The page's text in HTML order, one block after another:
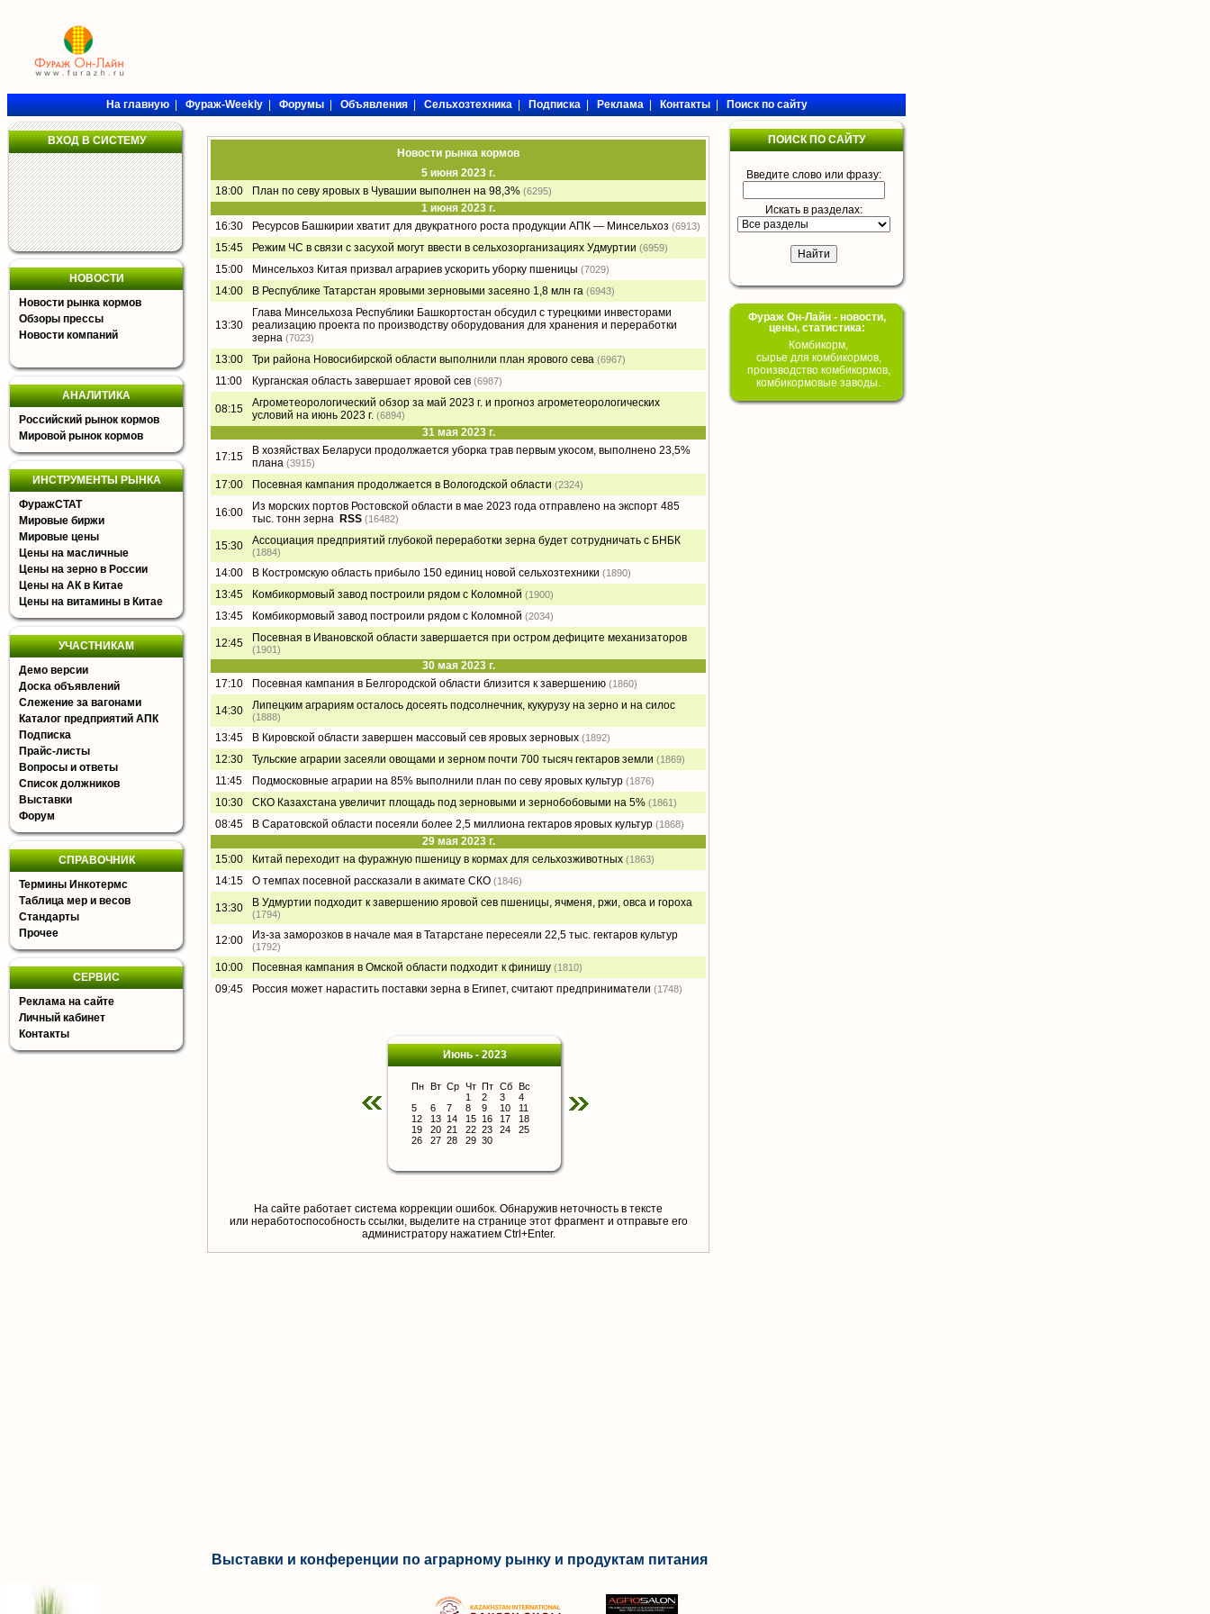
На главную|Фураж-Weekly|Форумы|Объявления|Сельхозтехника|Подписка|Реклама|Контакты|Поиск по сайту
ВХОД В СИСТЕМУ
НОВОСТИ
Новости рынка кормов
Обзоры прессы
Новости компаний
АНАЛИТИКА
Российский рынок кормов
Мировой рынок кормов
ИНСТРУМЕНТЫ РЫНКА
ФуражСТАТ
Мировые биржи
Мировые цены
Цены на масличные
Цены на зерно в России
Цены на АК в Китае
Цены на витамины в Китае
УЧАСТНИКАМ
Демо версии
Доска объявлений
Слежение за вагонами
Каталог предприятий АПК
Подписка
Прайс-листы
Вопросы и ответы
Список должников
Выставки
Форум
СПРАВОЧНИК
Термины Инкотермс
Таблица мер и весов
Стандарты
Прочее
СЕРВИС
Реклама на сайте
Личный кабинет
Контакты
Новости рынка кормов
5 июня 2023 г.
18:00
План по севу яровых в Чувашии выполнен на 98,3% (6295)
1 июня 2023 г.
16:30
Ресурсов Башкирии хватит для двукратного роста продукции АПК — Минсельхоз (6913)
15:45 Режим ЧС в связи с засухой могут ввести в сельхозорганизациях Удмуртии (6959)
15:00 Минсельхоз Китая призвал аграриев ускорить уборку пшеницы (7029)
14:00 В Республике Татарстан яровыми зерновыми засеяно 1,8 млн га (6943)
13:30
Глава Минсельхоза Республики Башкортостан обсудил с турецкими инвесторами
реализацию проекта по производству оборудования для хранения и переработки
зерна (7023)
13:00 Три района Новосибирской области выполнили план ярового сева (6967)
11:00 Курганская область завершает яровой сев (6987)
08:15
Агрометеорологический обзор за май 2023 г. и прогноз агрометеорологических
условий на июнь 2023 г. (6894)
31 мая 2023 г.
17:15
В хозяйствах Беларуси продолжается уборка трав первым укосом, выполнено 23,5%
плана (3915)
17:00 Посевная кампания продолжается в Вологодской области (2324)
16:00
Из морских портов Ростовской области в мае 2023 года отправлено на экспорт 485
тыс. тонн зерна RSS (16482)
15:30 Ассоциация предприятий глубокой переработки зерна будет сотрудничать с БНБК
(1884)
14:00 В Костромскую область прибыло 150 единиц новой сельхозтехники (1890)
13:45 Комбикормовый завод построили рядом с Коломной (1900)
13:45 Комбикормовый завод построили рядом с Коломной (2034)
12:45 Посевная в Ивановской области завершается при остром дефиците механизаторов
(1901)
30 мая 2023 г.
17:10
Посевная кампания в Белгородской области близится к завершению (1860)
14:30 Липецким аграриям осталось досеять подсолнечник, кукурузу на зерно и на силос
(1888)
13:45 В Кировской области завершен массовый сев яровых зерновых (1892)
12:30 Тульские аграрии засеяли овощами и зерном почти 700 тысяч гектаров земли (1869)
11:45 Подмосковные аграрии на 85% выполнили план по севу яровых культур (1876)
10:30 СКО Казахстана увеличит площадь под зерновыми и зернобобовыми на 5% (1861)
08:45 В Саратовской области посеяли более 2,5 миллиона гектаров яровых культур (1868)
29 мая 2023 г.
15:00
Китай переходит на фуражную пшеницу в кормах для сельхозживотных (1863)
14:15 О темпах посевной рассказали в акимате СКО (1846)
13:30 В Удмуртии подходит к завершению яровой сев пшеницы, ячменя, ржи, овса и гороха
(1794)
12:00 Из-за заморозков в начале мая в Татарстане пересеяли 22,5 тыс. гектаров культур
(1792)
10:00 Посевная кампания в Омской области подходит к финишу (1810)
09:45 Россия может нарастить поставки зерна в Египет, считают предприниматели (1748)
Июнь - 2023
Пн Вт Ср Чт Пт Сб Вс
1
2 3
4
5
6 7 8 9 10
11
12
13 14 15 16 17
18
19
20 21 22 23 24
25
26
27 28 29 30
На сайте работает система коррекции ошибок. Обнаружив неточность в тексте
или неработоспособность ссылки, выделите на странице этот фрагмент и отправьте его
aдминистратору нажатием Ctrl+Enter.
ПОИСК ПО САЙТУ
Введите слово или фразу:
Искать в разделах:
Фураж Он-Лайн - новости,
цены, статистика:
Комбикорм,
сырье для комбикормов,
производство комбикормов,
комбикормовые заводы.
Выставки и конференции по аграрному рынку и продуктам питания